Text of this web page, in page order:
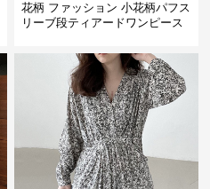
花柄 ファッション 小花柄パフス
リーブ段ティアードワンピース